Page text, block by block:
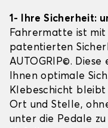
1- Ihre Sicherheit:
Fahrermatte ist mit
patentierten
AUTOGRIP©.
Ihnen optimale
Klebeschicht
Ort und Stelle,
unter die Pedale